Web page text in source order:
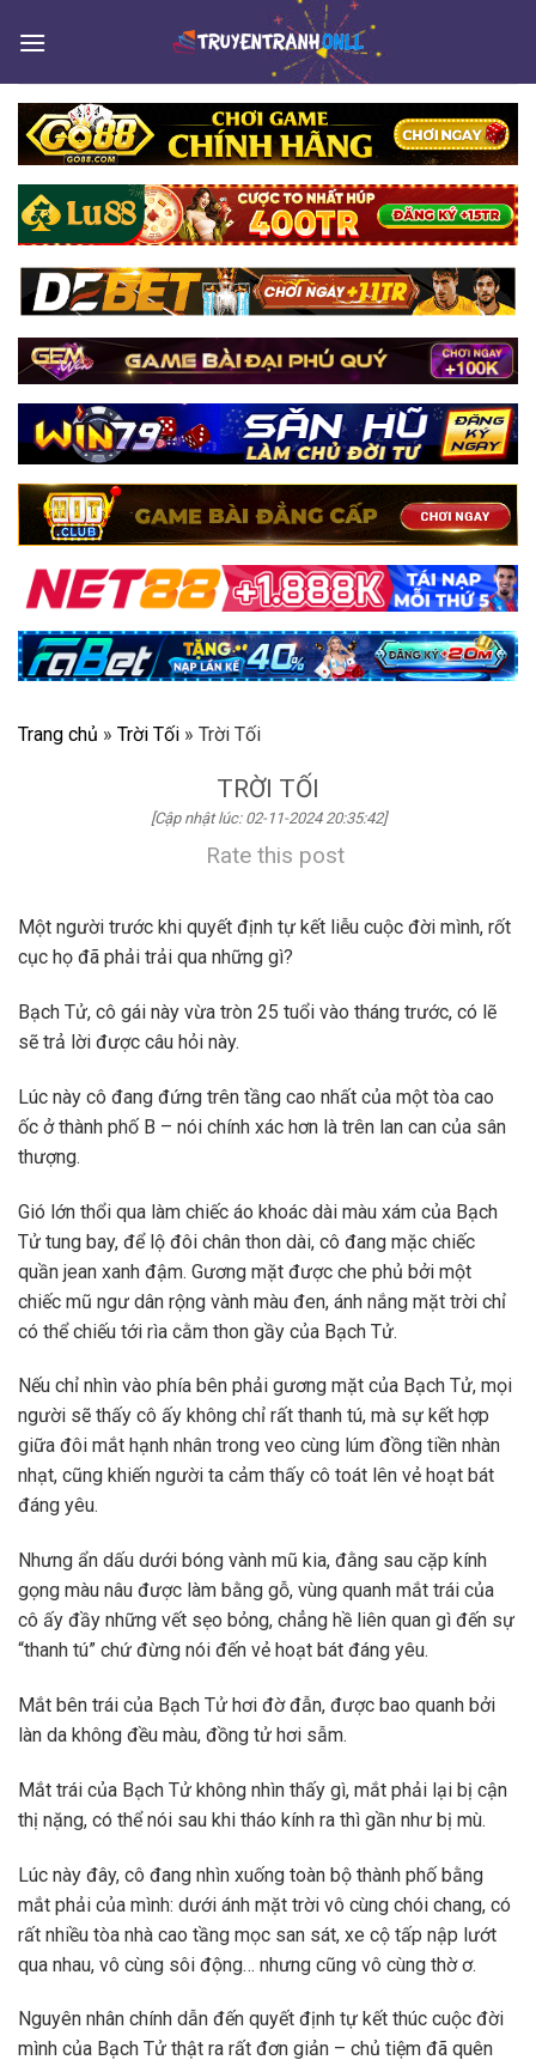
Trang chủ » Trời Tối » Trời Tối
TRỜI TỐI
[Cập nhật lúc: 02-11-2024 20:35:42]
Rate this post
Một người trước khi quyết định tự kết liễu cuộc đời mình, rốt
cục họ đã phải trải qua những gì?
Bạch Tử, cô gái này vừa tròn 25 tuổi vào tháng trước, có lẽ
sẽ trả lời được câu hỏi này.
Lúc này cô đang đứng trên tầng cao nhất của một tòa cao
ốc ở thành phố B – nói chính xác hơn là trên lan can của sân
thượng.
Gió lớn thổi qua làm chiếc áo khoác dài màu xám của Bạch
Tử tung bay, để lộ đôi chân thon dài, cô đang mặc chiếc
quần jean xanh đậm. Gương mặt được che phủ bởi một
chiếc mũ ngư dân rộng vành màu đen, ánh nắng mặt trời chỉ
có thể chiếu tới rìa cằm thon gầy của Bạch Tử.
Nếu chỉ nhìn vào phía bên phải gương mặt của Bạch Tử, mọi
người sẽ thấy cô ấy không chỉ rất thanh tú, mà sự kết hợp
giữa đôi mắt hạnh nhân trong veo cùng lúm đồng tiền nhàn
nhạt, cũng khiến người ta cảm thấy cô toát lên vẻ hoạt bát
đáng yêu.
Nhưng ẩn dấu dưới bóng vành mũ kia, đằng sau cặp kính
gọng màu nâu được làm bằng gỗ, vùng quanh mắt trái của
cô ấy đầy những vết sẹo bỏng, chẳng hề liên quan gì đến sự
“thanh tú” chứ đừng nói đến vẻ hoạt bát đáng yêu.
Mắt bên trái của Bạch Tử hơi đờ đẫn, được bao quanh bởi
làn da không đều màu, đồng tử hơi sẫm.
Mắt trái của Bạch Tử không nhìn thấy gì, mắt phải lại bị cận
thị nặng, có thể nói sau khi tháo kính ra thì gần như bị mù.
Lúc này đây, cô đang nhìn xuống toàn bộ thành phố bằng
mắt phải của mình: dưới ánh mặt trời vô cùng chói chang, có
rất nhiều tòa nhà cao tầng mọc san sát, xe cộ tấp nập lướt
qua nhau, vô cùng sôi động… nhưng cũng vô cùng thờ ơ.
Nguyên nhân chính dẫn đến quyết định tự kết thúc cuộc đời
mình của Bạch Tử thật ra rất đơn giản – chủ tiệm đã quên